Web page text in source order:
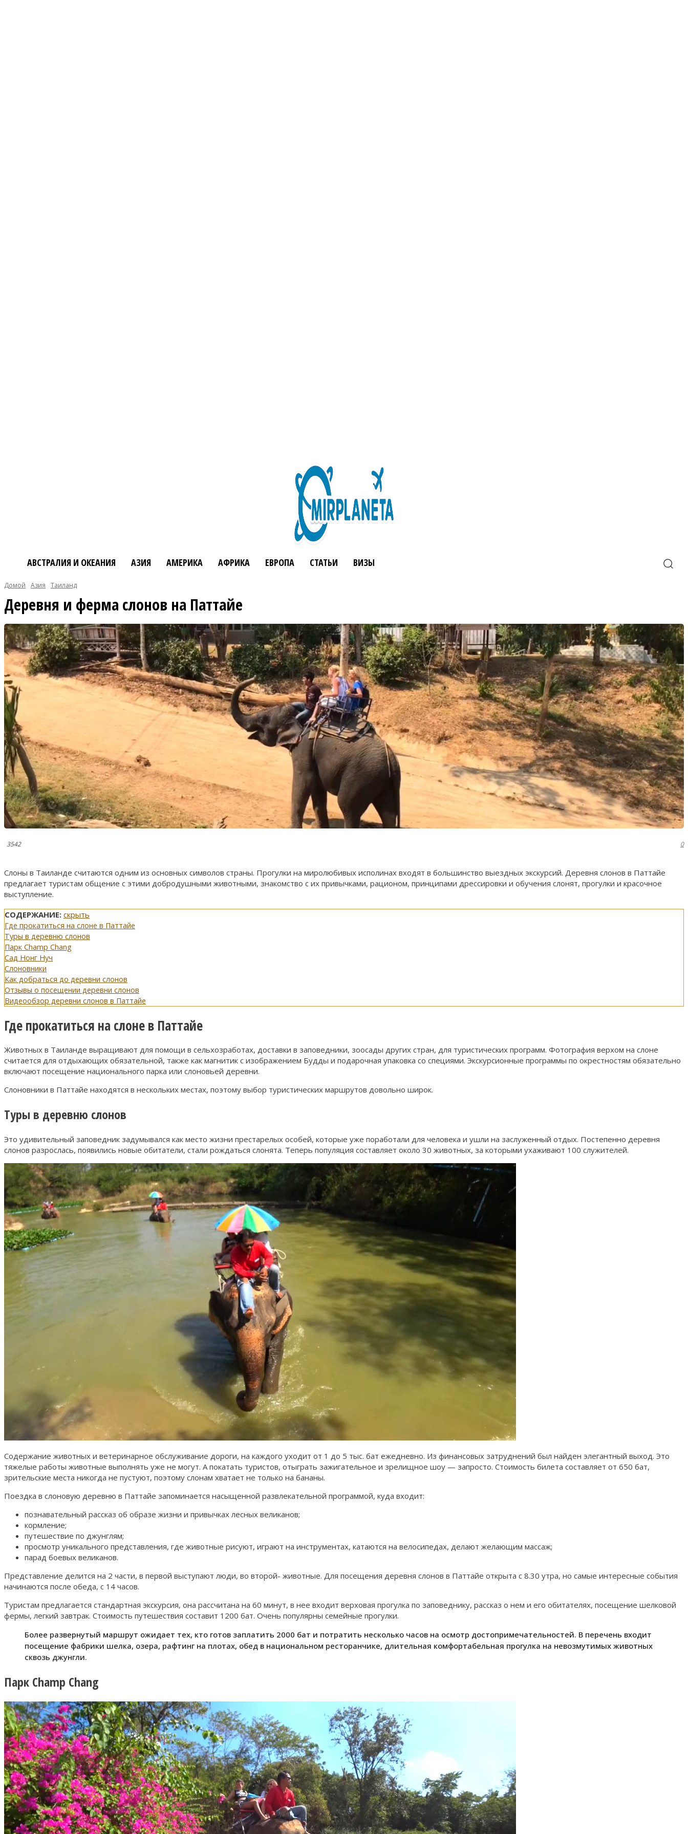
АВСТРАЛИЯ И ОКЕАНИЯ АЗИЯ АМЕРИКА АФРИКА ЕВРОПА СТАТЬИ ВИЗЫ
Домой Азия Таиланд
Деревня и ферма слонов на Паттайе
3542 0
Слоны в Таиланде считаются одним из основных символов страны. Прогулки на миролюбивых исполинах входят в большинство выездных экскурсий. Деревня слонов в Паттайе
предлагает туристам общение с этими добродушными животными, знакомство с их привычками, рационом, принципами дрессировки и обучения слонят, прогулки и красочное
выступление.
СОДЕРЖАНИЕ: скрыть
Где прокатиться на слоне в Паттайе
Туры в деревню слонов
Парк Champ Chang
Сад Нонг Нуч
Слоновники
Как добраться до деревни слонов
Отзывы о посещении деревни слонов
Видеообзор деревни слонов в Паттайе
Где прокатиться на слоне в Паттайе
Животных в Таиланде выращивают для помощи в сельхозработах, доставки в заповедники, зоосады других стран, для туристических программ. Фотография верхом на слоне
считается для отдыхающих обязательной, также как магнитик с изображением Будды и подарочная упаковка со специями. Экскурсионные программы по окрестностям обязательно
включают посещение национального парка или слоновьей деревни.
Слоновники в Паттайе находятся в нескольких местах, поэтому выбор туристических маршрутов довольно широк.
Туры в деревню слонов
Это удивительный заповедник задумывался как место жизни престарелых особей, которые уже поработали для человека и ушли на заслуженный отдых. Постепенно деревня
слонов разрослась, появились новые обитатели, стали рождаться слонята. Теперь популяция составляет около 30 животных, за которыми ухаживают 100 служителей.
Содержание животных и ветеринарное обслуживание дороги, на каждого уходит от 1 до 5 тыс. бат ежедневно. Из финансовых затруднений был найден элегантный выход. Это
тяжелые работы животные выполнять уже не могут. А покатать туристов, отыграть зажигательное и зрелищное шоу — запросто. Стоимость билета составляет от 650 бат,
зрительские места никогда не пустуют, поэтому слонам хватает не только на бананы.
Поездка в слоновую деревню в Паттайе запоминается насыщенной развлекательной программой, куда входит:
познавательный рассказ об образе жизни и привычках лесных великанов;
кормление;
путешествие по джунглям;
просмотр уникального представления, где животные рисуют, играют на инструментах, катаются на велосипедах, делают желающим массаж;
парад боевых великанов.
Представление делится на 2 части, в первой выступают люди, во второй- животные. Для посещения деревня слонов в Паттайе открыта с 8.30 утра, но самые интересные события
начинаются после обеда, с 14 часов.
Туристам предлагается стандартная экскурсия, она рассчитана на 60 минут, в нее входит верховая прогулка по заповеднику, рассказ о нем и его обитателях, посещение шелковой
фермы, легкий завтрак. Стоимость путешествия составит 1200 бат. Очень популярны семейные прогулки.
Более развернутый маршрут ожидает тех, кто готов заплатить 2000 бат и потратить несколько часов на осмотр достопримечательностей. В перечень входит
посещение фабрики шелка, озера, рафтинг на плотах, обед в национальном ресторанчике, длительная комфортабельная прогулка на невозмутимых животных
сквозь джунгли.
Парк Champ Chang